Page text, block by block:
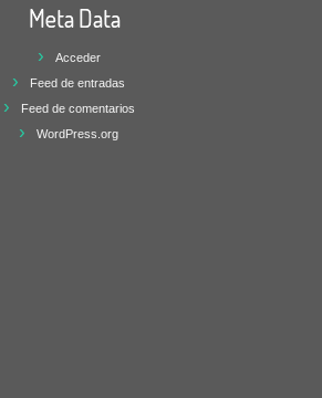
Meta Data
Acceder
Feed de entradas
Feed de comentarios
WordPress.org